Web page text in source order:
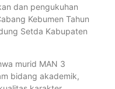
dan pengukuhan
Kebumen Tahun
Setda Kabupaten
murid MAN 3
bidang akademik,